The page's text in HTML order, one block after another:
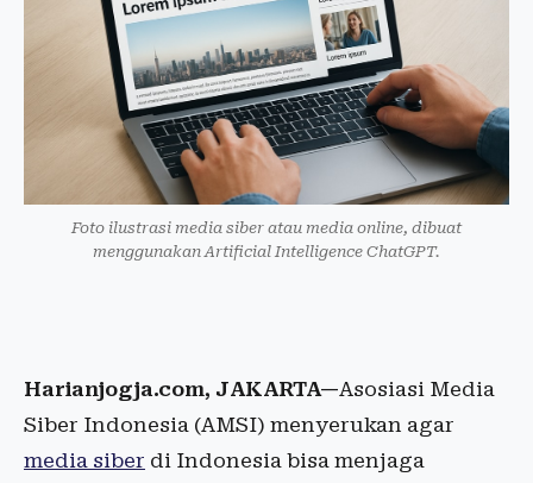
Foto ilustrasi media siber atau media online, dibuat
menggunakan Artificial Intelligence ChatGPT.
Harianjogja.com, JAKARTA—Asosiasi Media
Siber Indonesia (AMSI) menyerukan agar
media siber di Indonesia bisa menjaga